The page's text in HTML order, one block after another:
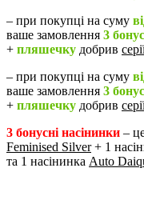
– при покупці на суму
ваше замовлення 3
+ пляшечку добрив
– при покупці на суму
ваше замовлення 3
+ пляшечку добрив
3 бонусні насінинки –
Feminised Silver+ 1
та 1 насінинка Auto